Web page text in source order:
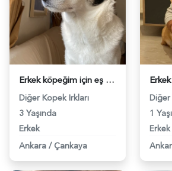
Erkek köpeğim için eş arıyorum - 118974466
Diğer Kopek Irkları
3 Yaşında
Erkek
Ankara / Çankaya
Diğer
1
Erkek